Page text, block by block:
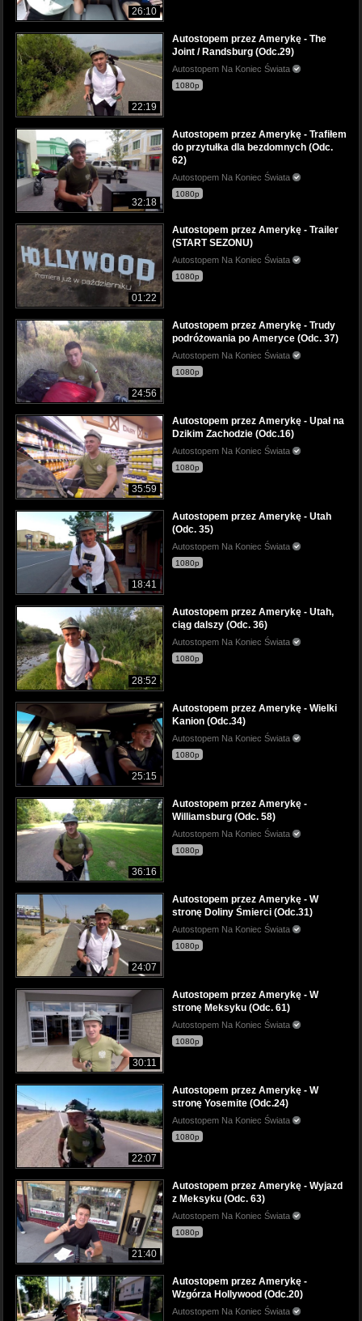
26:10
22:19
Autostopem przez Amerykę - The
Joint / Randsburg (Odc.29)
Autostopem Na Koniec Świata
1080p
32:18
Autostopem przez Amerykę - Trafiłem
do przytułka dla bezdomnych (Odc.
62)
Autostopem Na Koniec Świata
1080p
01:22
Autostopem przez Amerykę - Trailer
(START SEZONU)
Autostopem Na Koniec Świata
1080p
24:56
Autostopem przez Amerykę - Trudy
podróżowania po Ameryce (Odc. 37)
Autostopem Na Koniec Świata
1080p
35:59
Autostopem przez Amerykę - Upał na
Dzikim Zachodzie (Odc.16)
Autostopem Na Koniec Świata
1080p
18:41
Autostopem przez Amerykę - Utah
(Odc. 35)
Autostopem Na Koniec Świata
1080p
28:52
Autostopem przez Amerykę - Utah,
ciąg dalszy (Odc. 36)
Autostopem Na Koniec Świata
1080p
25:15
Autostopem przez Amerykę - Wielki
Kanion (Odc.34)
Autostopem Na Koniec Świata
1080p
36:16
Autostopem przez Amerykę -
Williamsburg (Odc. 58)
Autostopem Na Koniec Świata
1080p
24:07
Autostopem przez Amerykę - W
stronę Doliny Śmierci (Odc.31)
Autostopem Na Koniec Świata
1080p
30:11
Autostopem przez Amerykę - W
stronę Meksyku (Odc. 61)
Autostopem Na Koniec Świata
1080p
22:07
Autostopem przez Amerykę - W
stronę Yosemite (Odc.24)
Autostopem Na Koniec Świata
1080p
21:40
Autostopem przez Amerykę - Wyjazd
z Meksyku (Odc. 63)
Autostopem Na Koniec Świata
1080p
Autostopem przez Amerykę -
Wzgórza Hollywood (Odc.20)
Autostopem Na Koniec Świata